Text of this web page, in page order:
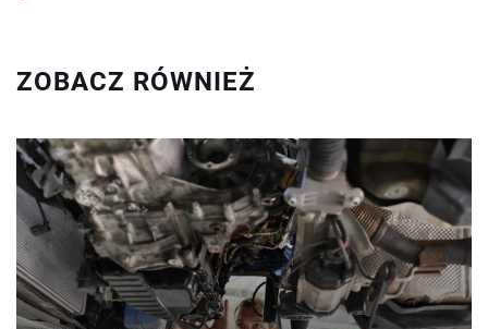
ZOBACZ RÓWNIEŻ